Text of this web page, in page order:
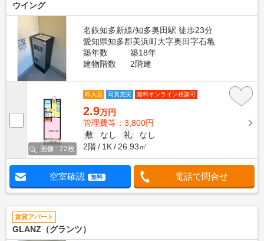
ウイング
名鉄知多新線/知多奥田駅 徒歩23分
愛知県知多郡美浜町大字奥田字石亀
築年数
築18年
建物階数
2階建
画像 : 22枚
即入居 写真充実 無料オンライン相談可
2.9万円
管理費等：3,800円
敷
なし 礼
なし
2階
1K 26.93㎡
空室確認 無料 電話で問合せ
賃貸アパート
GLANZ（グランツ）